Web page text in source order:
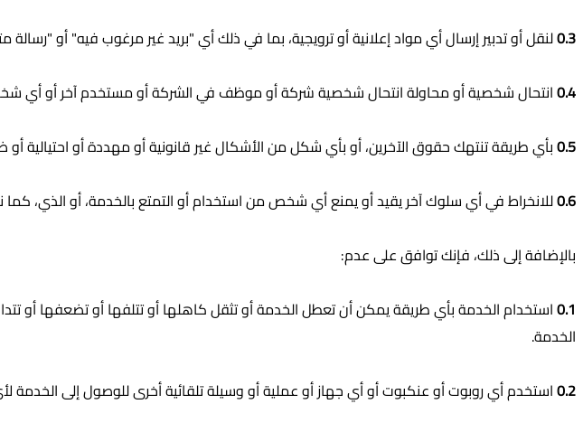
0.3لنقل أو تدبير إرسال أي مواد إعلانية أو ترويجية، بما في ذلك أي "بريد غير مرغوب فيه" أو
0.4انتحال شخصية أو محاولة انتحال شخصية شركة أو موظف في الشركة أو مستخدم آخر أو أي
0.5بأي طريقة تنتهك حقوق الآخرين، أو بأي شكل من الأشكال غير قانونية أو مهددة أو احتيالية أو
0.6للانخراط في أي سلوك آخر يقيد أو يمنع أي شخص من استخدام أو التمتع بالخدمة، أو الذي،
بالإضافة إلى ذلك، فإنك توافق على عدم:
0.1استخدام الخدمة بأي طريقة يمكن أن تعطل الخدمة أو تثقل كاهلها أو تتلفها أو تضعفها أو
الخدمة.
0.2استخدم أي روبوت أو عنكبوت أو أي جهاز أو عملية أو وسيلة تلقائية أخرى للوصول إلى